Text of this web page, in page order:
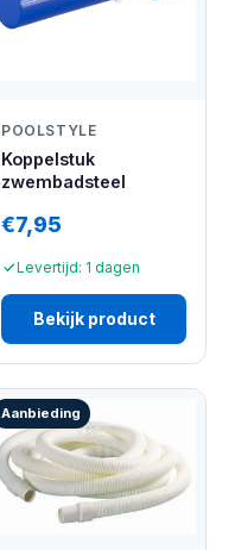
POOLSTYLE
Koppelstuk
zwembadsteel
€7,95
Levertijd: 1 dagen
Bekijk product
Aanbieding